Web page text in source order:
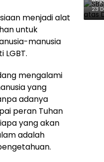
menjadi alat
untuk
manusia
mengalami
yang
adanya
peran Tuhan
yang akan
adalah
23